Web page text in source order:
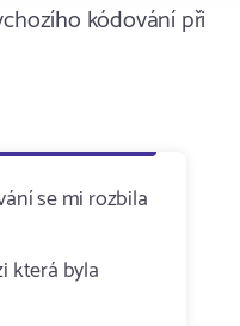
kódování při
se mi rozbila
která byla